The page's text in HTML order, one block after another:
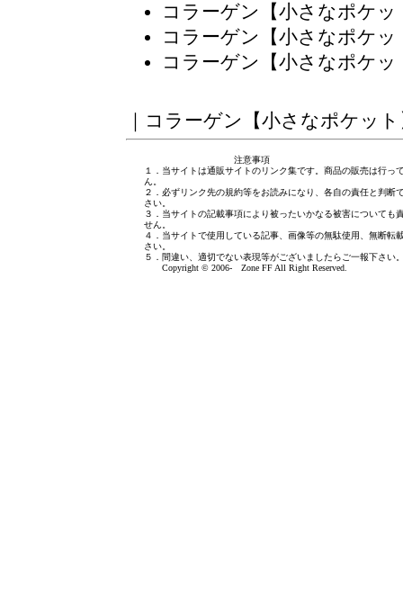
コラーゲン【小さなポケ
コラーゲン【小さなポケ
コラーゲン【小さなポケ
｜ コラーゲン【小さなポケット
注意事項
１．当サイトは通販サイトのリンク集です。商品の販売は行っ
ん。
２．必ずリンク先の規約等をお読みになり、各自の責任と判断
さい。
３．当サイトの記載事項により被ったいかなる被害についても
せん。
４．当サイトで使用している記事、画像等の無駄使用、無断転
さい。
５．間違い、適切でない表現等がございましたら ご一報下さい
Copyright © 2006- Zone FF All Right Reserved.